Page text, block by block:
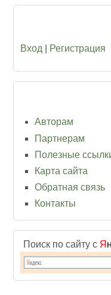
Вход Регистрация
Авторам
Партнерам
Полезные
Карта сайта
Обратная связь
Контакты
Поиск по сайту с Я